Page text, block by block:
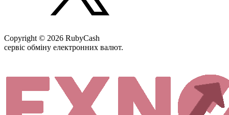
Copyright © 2026 RubyCash
сервіс обміну електронних валют.